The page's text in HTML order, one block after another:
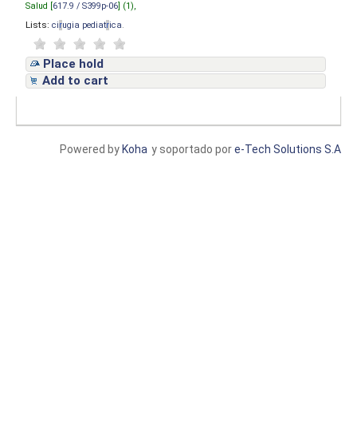
Salud [ 617.9 / S399p-06 ] (1),
Lists: cirugia pediatrica
Place hold
Add to cart
y soportado pore-Tech Solutions S.A
Powered by Koha